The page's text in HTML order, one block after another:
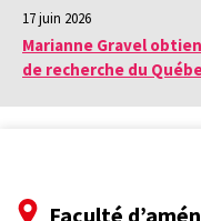
17 juin 2026
Marianne Gravel
de recherche du
Faculté